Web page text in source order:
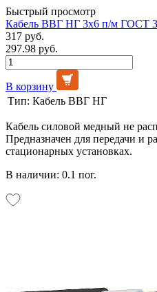
Быстрый просмотр
Кабель ВВГ НГ 3х6 п/м ГОСТ
317 руб.
297.98 руб.
В корзину
Тип: Кабель ВВГ НГ
Кабель силовой медный не
Предназначен для передачи и
стационарных установках.
В наличии: 0.1 пог.